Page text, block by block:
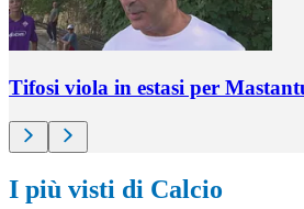
Tifosi viola in estasi per
I più visti di Calcio